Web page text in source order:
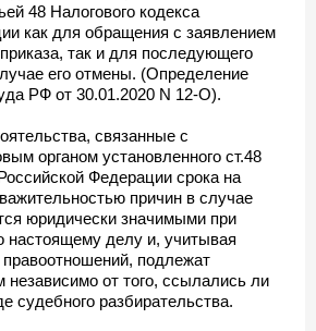
48 Налогового кодекса
как для обращения с заявлением
так и для последующего
его отмены. (Определение
РФ от 30.01.2020 N 12-О).
связанные с
органом установленного ст.48
Федерации срока на
причин в случае
юридически значимыми при
настоящему делу и, учитывая
подлежат
от того, ссылались ли
судебного разбирательства.